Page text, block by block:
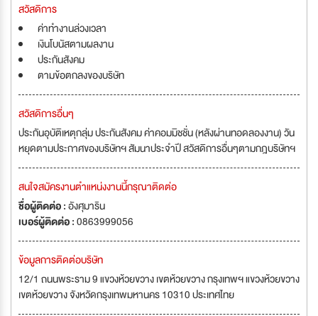
สวัสดิการ
ค่าทำงานล่วงเวลา
เงินโบนัสตามผลงาน
ประกันสังคม
ตามข้อตกลงของบริษัท
สวัสดิการอื่นๆ
ประกันอุบัติเหตุกลุ่ม ประกันสังคม ค่าคอมมิชชั่น (หลังผ่านทอดลองงาน) วัน
หยุดตามประกาศของบริษัทฯ สัมนาประจำปี สวัสดิการอื่นๆตามกฎบริษัทฯ
สนใจสมัครงานตำแหน่งงานนี้กรุณาติดต่อ
ชื่อผู้ติดต่อ :อังศุมาริน
เบอร์ผู้ติดต่อ :0863999056
ข้อมูลการติดต่อบริษัท
12/1 ถนนพระราม 9 แขวงห้วยขวาง เขตห้วยขวาง กรุงเทพฯ แขวงห้วยขวาง
เขตห้วยขวาง จังหวัดกรุงเทพมหานคร 10310 ประเทศไทย